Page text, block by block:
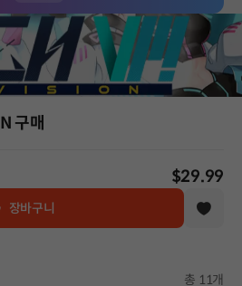
구매
$29.99
장바구니
총 11개